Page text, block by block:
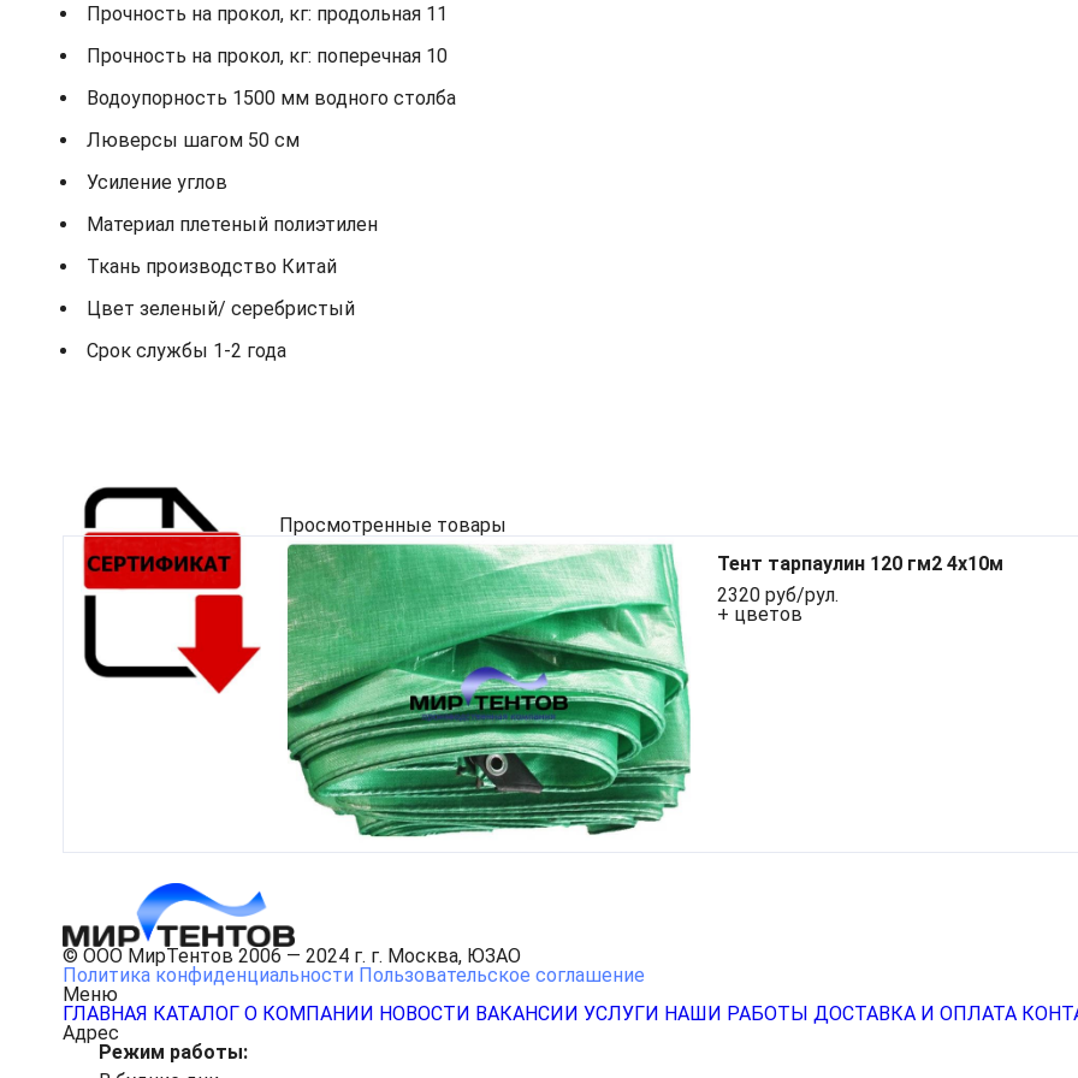
Прочность на прокол, кг: продольная 11
Прочность на прокол, кг: поперечная 10
Водоупорность 1500 мм водного столба
Люверсы шагом 50 см
Усиление углов
Материал плетеный полиэтилен
Ткань производство Китай
Цвет зеленый/ серебристый
Срок службы 1-2 года
Просмотренные товары
Тент тарпаулин 120 гм2 4x10м
2320 руб/рул.
+ цветов
© ООО МирТентов 2006 — 2024 г. г. Москва, ЮЗАО
Политика конфиденциальности Пользовательское соглашение
Меню
ГЛАВНАЯ КАТАЛОГ О КОМПАНИИ НОВОСТИ ВАКАНСИИ УСЛУГИ НАШИ РАБОТЫ ДОСТАВКА И ОПЛАТА
Адрес
Режим работы: